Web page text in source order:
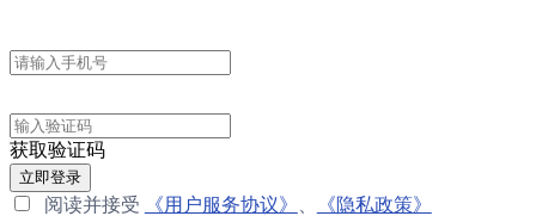
获取验证码
立即登录
阅读并接受 《用户服务协议》 《隐私政策》